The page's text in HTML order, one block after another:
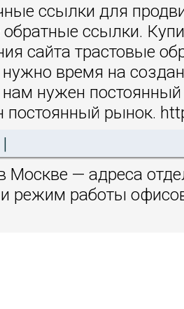
ссылки для
обратные ссылки.
сайта трастовые
нужно время на
нам нужен
постоянный рынок.
|
Москве — адреса
режим работы